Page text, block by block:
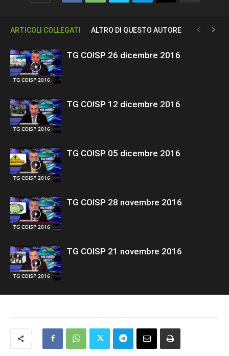
ARTICOLI COLLEGATI ALTRO DI QUESTO AUTORE
TG COISP 2016
TG COISP 26 dicembre 2016
TG COISP 2016
TG COISP 12 dicembre 2016
TG COISP 2016
TG COISP 05 dicembre 2016
TG COISP 2016
TG COISP 28 novembre 2016
TG COISP 2016
TG COISP 21 novembre 2016